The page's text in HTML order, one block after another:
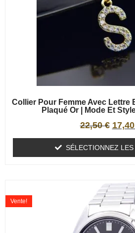
Collier Pour Femme Avec Lettre
Plaqué Or | Mode Et
22,50€ 17,40
SÉLECTIONNEZ
Vente!